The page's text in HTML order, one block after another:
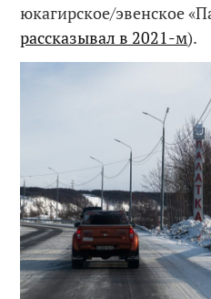
юкагирское/эвенское
рассказывал в 2021-м).